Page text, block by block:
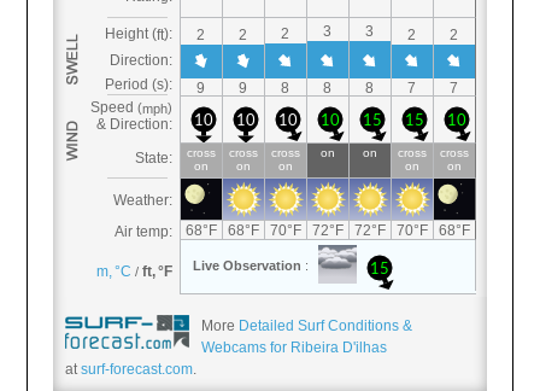
More Detailed Surf Conditions &
Webcams for Ribeira D'ilhas
atsurf-forecast.com.